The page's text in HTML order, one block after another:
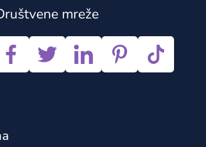
mreže